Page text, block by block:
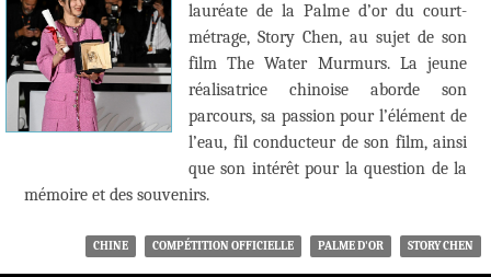
lauréate de la Palme d’or du court-
métrage, Story Chen, au sujet de son
film The Water Murmurs. La jeune
réalisatrice chinoise aborde son
parcours, sa passion pour l’élément de
l’eau, fil conducteur de son film, ainsi
que son intérêt pour la question de la
mémoire et des souvenirs.
CHINE COMPÉTITION OFFICIELLE PALME D'OR STORY CHEN